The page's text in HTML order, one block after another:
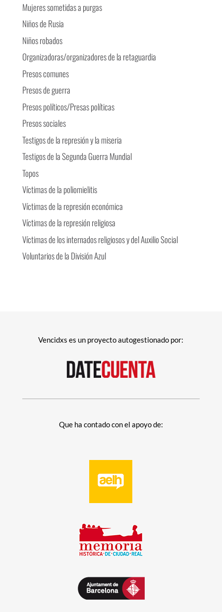
Mujeres sometidas a purgas
Niños de Rusia
Niños robados
Organizadoras/organizadores de la retaguardia
Presos comunes
Presos de guerra
Presos políticos/Presas políticas
Presos sociales
Testigos de la represión y la miseria
Testigos de la Segunda Guerra Mundial
Topos
Víctimas de la poliomielitis
Víctimas de la represión económica
Víctimas de la represión religiosa
Víctimas de los internados religiosos y del Auxilio Social
Voluntarios de la División Azul
Vencidxs es un proyecto autogestionado por:
Que ha contado con el apoyo de: